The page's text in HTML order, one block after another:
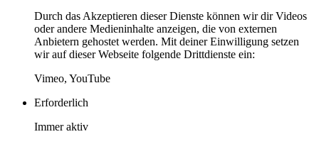
Durch das Akzeptieren dieser Dienste können wir dir Videos
oder andere Medieninhalte anzeigen, die von externen
Anbietern gehostet werden. Mit deiner Einwilligung setzen
wir auf dieser Webseite folgende Drittdienste ein:
Vimeo, YouTube
Erforderlich
Immer aktiv